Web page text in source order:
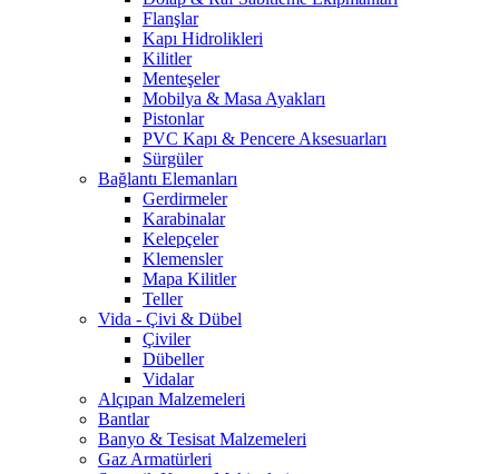
Flanşlar
Kapı Hidrolikleri
Kilitler
Menteşeler
Mobilya & Masa Ayakları
Pistonlar
PVC Kapı & Pencere Aksesuarları
Sürgüler
Bağlantı Elemanları
Gerdirmeler
Karabinalar
Kelepçeler
Klemensler
Mapa Kilitler
Teller
Vida - Çivi & Dübel
Çiviler
Dübeller
Vidalar
Alçıpan Malzemeleri
Bantlar
Banyo & Tesisat Malzemeleri
Gaz Armatürleri